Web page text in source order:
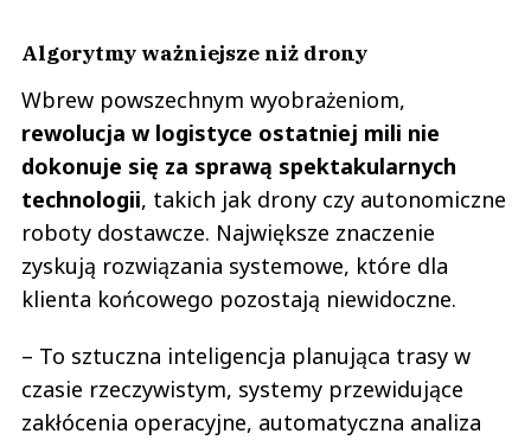
Algorytmy ważniejsze niż drony
Wbrew powszechnym wyobrażeniom,
rewolucja w logistyce ostatniej mili nie
dokonuje się za sprawą spektakularnych
technologii, takich jak drony czy autonomiczne
roboty dostawcze. Największe znaczenie
zyskują rozwiązania systemowe, które dla
klienta końcowego pozostają niewidoczne.
– To sztuczna inteligencja planująca trasy w
czasie rzeczywistym, systemy przewidujące
zakłócenia operacyjne, automatyczna analiza